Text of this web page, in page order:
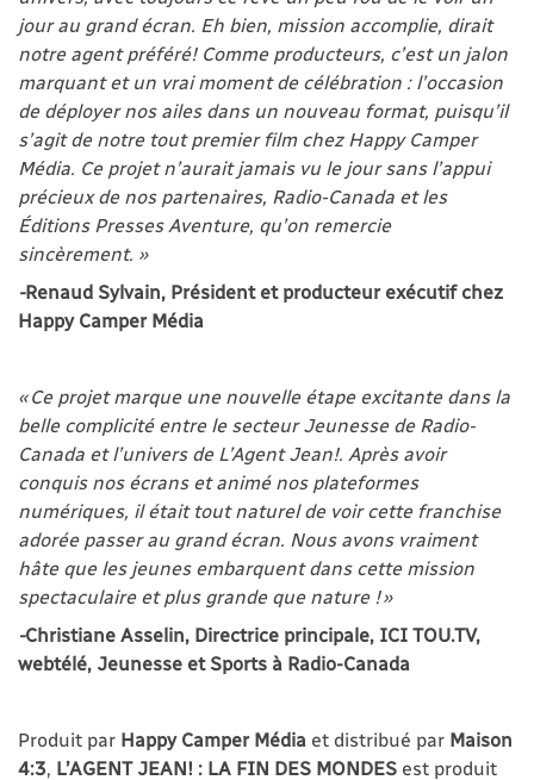
jour au grand écran. Eh bien, mission accomplie, dirait
notre agent préféré! Comme producteurs, c’est un jalon
marquant et un vrai moment de célébration : l’occasion
de déployer nos ailes dans un nouveau format, puisqu’il
s’agit de notre tout premier film chez Happy Camper
Média. Ce projet n’aurait jamais vu le jour sans l’appui
précieux de nos partenaires, Radio-Canada et les
Éditions Presses Aventure, qu’on remercie
sincèrement. »
-Renaud Sylvain, Président et producteur exécutif chez
Happy Camper Média
« Ce projet marque une nouvelle étape excitante dans la
belle complicité entre le secteur Jeunesse de Radio-
Canada et l’univers de L’Agent Jean!. Après avoir
conquis nos écrans et animé nos plateformes
numériques, il était tout naturel de voir cette franchise
adorée passer au grand écran. Nous avons vraiment
hâte que les jeunes embarquent dans cette mission
spectaculaire et plus grande que nature ! »
-Christiane Asselin, Directrice principale, ICI TOU.TV,
webtélé, Jeunesse et Sports à Radio-Canada
Produit par Happy Camper Média et distribué par Maison
4:3 L’AGENT JEAN! : LA FIN DES MONDES est produit